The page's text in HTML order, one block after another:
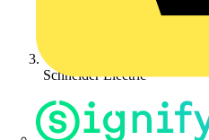
Schneider Electric